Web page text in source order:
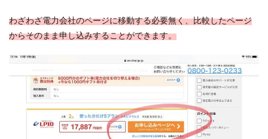
わざわざ電力会社のページに移動する必要無く、比較したページ
からそのまま申し込みすることができます。